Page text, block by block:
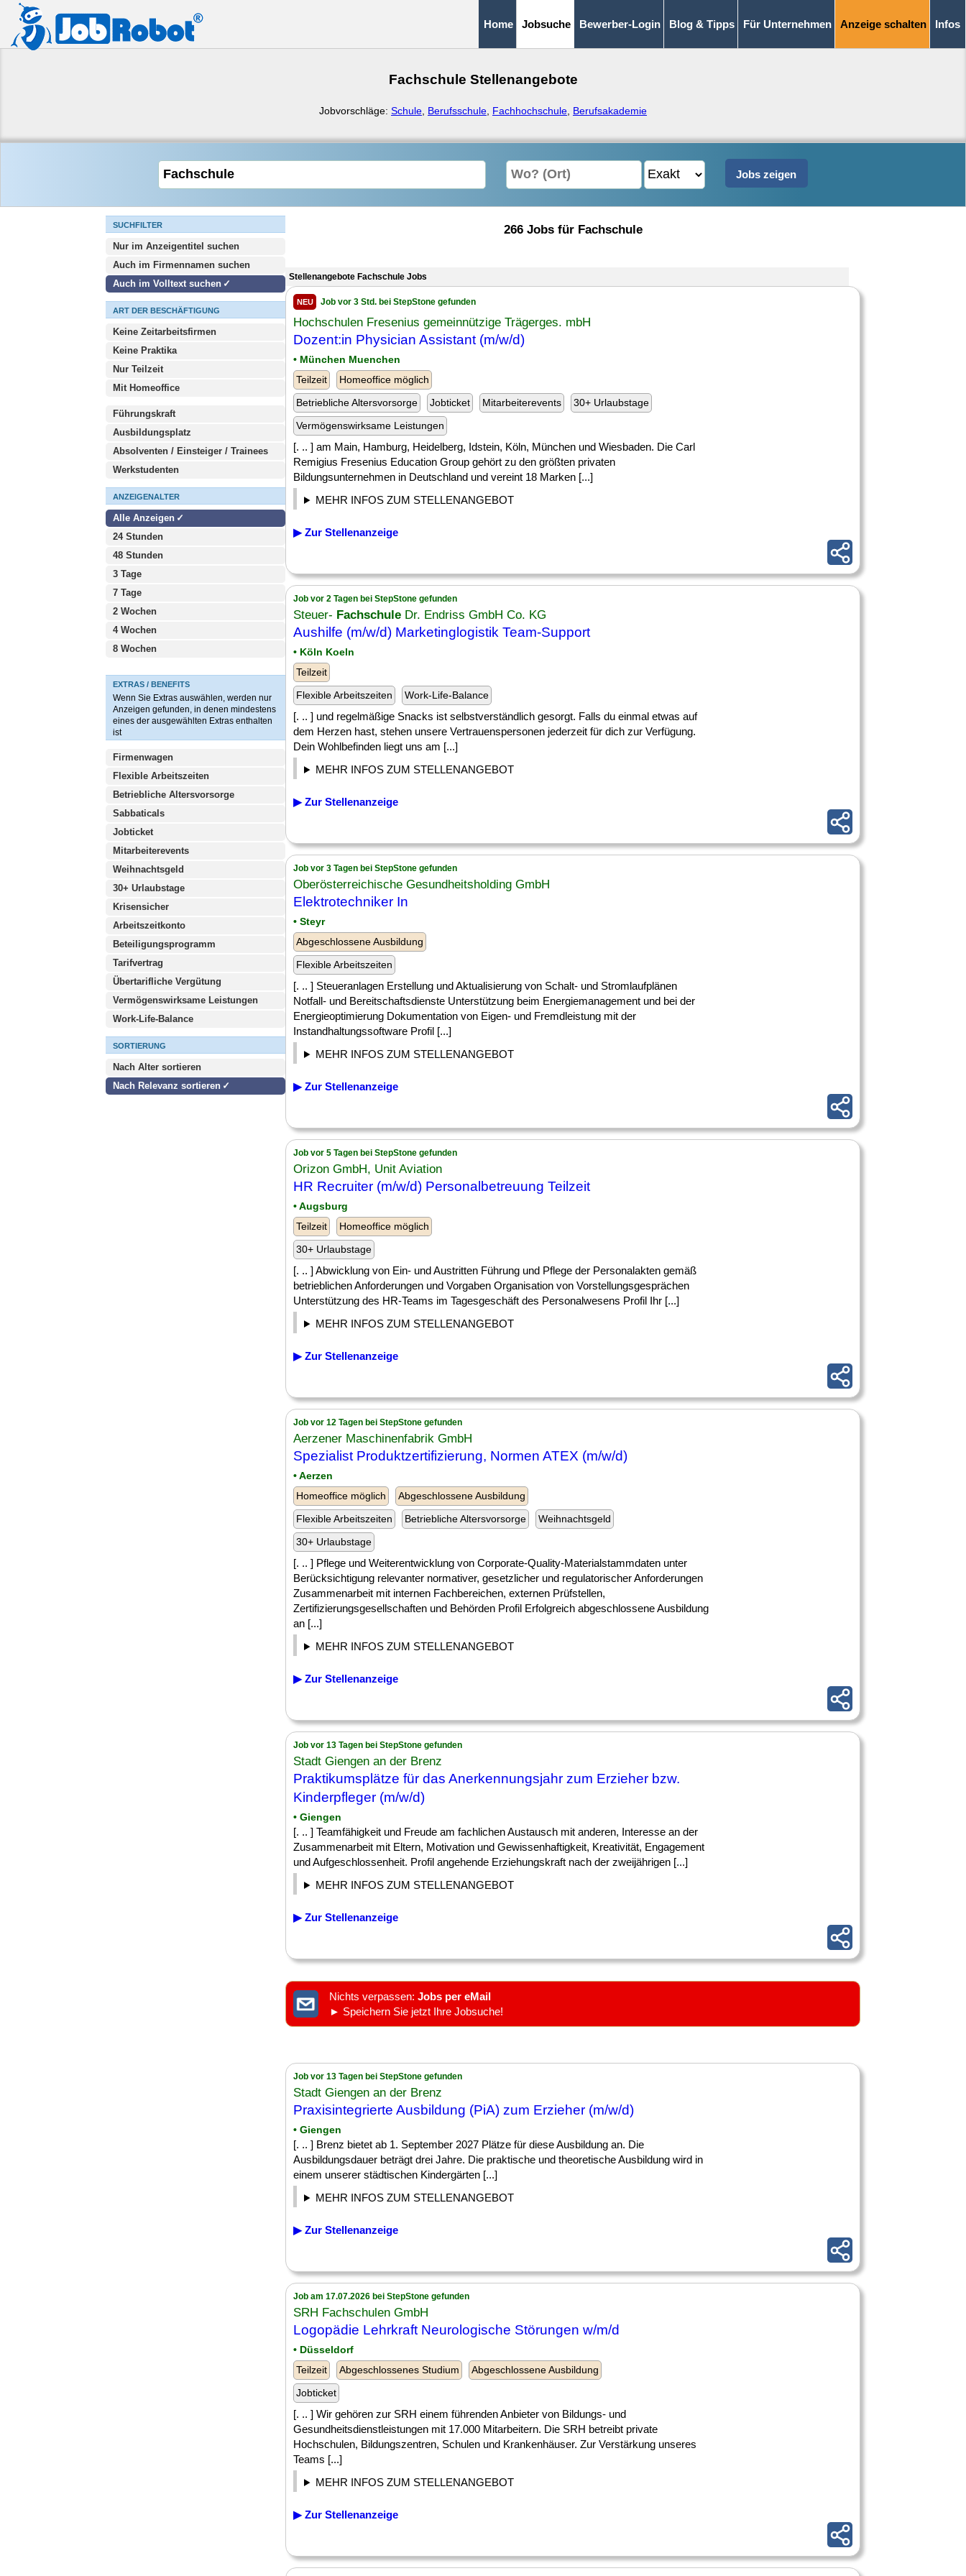
Home Jobsuche Bewerber-Login Blog & Tipps Für Unternehmen Anzeige schalten Infos
Fachschule Stellenangebote
Jobvorschläge: Schule Berufsschule Fachhochschule Berufsakademie
SUCHFILTER
Nur im Anzeigentitel suchen
Auch im Firmennamen suchen
Auch im Volltext suchen
ART DER BESCHÄFTIGUNG
Keine Zeitarbeitsfirmen
Keine Praktika
Nur Teilzeit
Mit Homeoffice
Führungskraft
Ausbildungsplatz
Absolventen / Einsteiger / Trainees
Werkstudenten
ANZEIGENALTER
Alle Anzeigen
24 Stunden
48 Stunden
3 Tage
7 Tage
2 Wochen
4 Wochen
8 Wochen
EXTRAS / BENEFITS
Wenn Sie Extras auswählen, werden nur
Anzeigen gefunden, in denen mindestens
eines der ausgewählten Extras enthalten
ist
Firmenwagen
Flexible Arbeitszeiten
Betriebliche Altersvorsorge
Sabbaticals
Jobticket
Mitarbeiterevents
Weihnachtsgeld
30+ Urlaubstage
Krisensicher
Arbeitszeitkonto
Beteiligungsprogramm
Tarifvertrag
Übertarifliche Vergütung
Vermögenswirksame Leistungen
Work-Life-Balance
SORTIERUNG
Nach Alter sortieren
Nach Relevanz sortieren
266 Jobs für Fachschule
Stellenangebote Fachschule Jobs
NEU Job vor 3 Std. bei StepStone gefunden
Hochschulen Fresenius gemeinnützige Trägerges. mbH
Dozent:in Physician Assistant (m/w/d)
• München Muenchen
Teilzeit
Homeoffice möglich
Betriebliche Altersvorsorge
Jobticket Mitarbeiterevents
30+ Urlaubstage
Vermögenswirksame Leistungen
[. .. ] am Main, Hamburg, Heidelberg, Idstein, Köln, München und Wiesbaden. Die Carl
Remigius Fresenius Education Group gehört zu den größten privaten
Bildungsunternehmen in Deutschland und vereint 18 Marken [...]
MEHR INFOS ZUM STELLENANGEBOT
▶ Zur Stellenanzeige
Job vor 2 Tagen bei StepStone gefunden
Steuer- Fachschule Dr. Endriss GmbH Co. KG
Aushilfe (m/w/d) Marketinglogistik Team-Support
• Köln Koeln
Teilzeit
Flexible Arbeitszeiten
Work-Life-Balance
[. .. ] und regelmäßige Snacks ist selbstverständlich gesorgt. Falls du einmal etwas auf
dem Herzen hast, stehen unsere Vertrauenspersonen jederzeit für dich zur Verfügung.
Dein Wohlbefinden liegt uns am [...]
MEHR INFOS ZUM STELLENANGEBOT
▶ Zur Stellenanzeige
Job vor 3 Tagen bei StepStone gefunden
Oberösterreichische Gesundheitsholding GmbH
Elektrotechniker In
• Steyr
Abgeschlossene Ausbildung
Flexible Arbeitszeiten
[. .. ] Steueranlagen Erstellung und Aktualisierung von Schalt- und Stromlaufplänen
Notfall- und Bereitschaftsdienste Unterstützung beim Energiemanagement und bei der
Energieoptimierung Dokumentation von Eigen- und Fremdleistung mit der
Instandhaltungssoftware Profil [...]
MEHR INFOS ZUM STELLENANGEBOT
▶ Zur Stellenanzeige
Job vor 5 Tagen bei StepStone gefunden
Orizon GmbH, Unit Aviation
HR Recruiter (m/w/d) Personalbetreuung Teilzeit
• Augsburg
Teilzeit
Homeoffice möglich
30+ Urlaubstage
[. .. ] Abwicklung von Ein- und Austritten Führung und Pflege der Personalakten gemäß
betrieblichen Anforderungen und Vorgaben Organisation von Vorstellungsgesprächen
Unterstützung des HR-Teams im Tagesgeschäft des Personalwesens Profil Ihr [...]
MEHR INFOS ZUM STELLENANGEBOT
▶ Zur Stellenanzeige
Job vor 12 Tagen bei StepStone gefunden
Aerzener Maschinenfabrik GmbH
Spezialist Produktzertifizierung, Normen ATEX (m/w/d)
• Aerzen
Homeoffice möglich
Abgeschlossene Ausbildung
Flexible Arbeitszeiten
Betriebliche Altersvorsorge
Weihnachtsgeld
30+ Urlaubstage
[. .. ] Pflege und Weiterentwicklung von Corporate-Quality-Materialstammdaten unter
Berücksichtigung relevanter normativer, gesetzlicher und regulatorischer Anforderungen
Zusammenarbeit mit internen Fachbereichen, externen Prüfstellen,
Zertifizierungsgesellschaften und Behörden Profil Erfolgreich abgeschlossene Ausbildung
an [...]
MEHR INFOS ZUM STELLENANGEBOT
▶ Zur Stellenanzeige
Job vor 13 Tagen bei StepStone gefunden
Stadt Giengen an der Brenz
Praktikumsplätze für das Anerkennungsjahr zum Erzieher bzw.
Kinderpfleger (m/w/d)
• Giengen
[. .. ] Teamfähigkeit und Freude am fachlichen Austausch mit anderen, Interesse an der
Zusammenarbeit mit Eltern, Motivation und Gewissenhaftigkeit, Kreativität, Engagement
und Aufgeschlossenheit. Profil angehende Erziehungskraft nach der zweijährigen [...]
MEHR INFOS ZUM STELLENANGEBOT
▶ Zur Stellenanzeige
Nichts verpassen: Jobs per eMail
► Speichern Sie jetzt Ihre Jobsuche!
Job vor 13 Tagen bei StepStone gefunden
Stadt Giengen an der Brenz
Praxisintegrierte Ausbildung (PiA) zum Erzieher (m/w/d)
• Giengen
[. .. ] Brenz bietet ab 1. September 2027 Plätze für diese Ausbildung an. Die
Ausbildungsdauer beträgt drei Jahre. Die praktische und theoretische Ausbildung wird in
einem unserer städtischen Kindergärten [...]
MEHR INFOS ZUM STELLENANGEBOT
▶ Zur Stellenanzeige
Job am 17.07.2026 bei StepStone gefunden
SRH Fachschulen GmbH
Logopädie Lehrkraft Neurologische Störungen w/m/d
• Düsseldorf
Teilzeit
Abgeschlossenes Studium
Abgeschlossene Ausbildung
Jobticket
[. .. ] Wir gehören zur SRH einem führenden Anbieter von Bildungs- und
Gesundheitsdienstleistungen mit 17.000 Mitarbeitern. Die SRH betreibt private
Hochschulen, Bildungszentren, Schulen und Krankenhäuser. Zur Verstärkung unseres
Teams [...]
MEHR INFOS ZUM STELLENANGEBOT
▶ Zur Stellenanzeige